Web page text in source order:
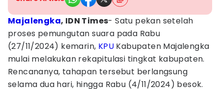
Majalengka, IDN Times- Satu pekan setelah
proses pemungutan suara pada Rabu
(27/11/2024) kemarin, KPU Kabupaten Majalengka
mulai melakukan rekapitulasi tingkat kabupaten.
Rencananya, tahapan tersebut berlangsung
selama dua hari, hingga Rabu (4/11/2024) besok.